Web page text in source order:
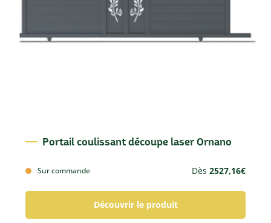
Portail coulissant découpe laser Ornano
Sur commande Dès 2527,16€
Découvrir le produit